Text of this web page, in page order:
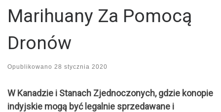
Marihuany Za Pomocą
Dronów
Opublikowano 28 stycznia 2020
W Kanadzie i Stanach Zjednoczonych, gdzie konopie
indyjskie mogą być legalnie sprzedawane i